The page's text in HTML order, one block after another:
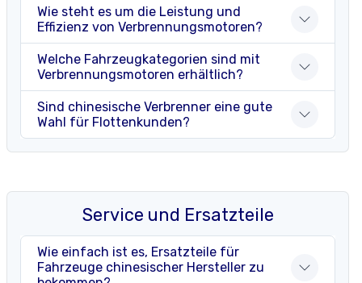
Wie steht es um die Leistung und
Effizienz von Verbrennungsmotoren?
Welche Fahrzeugkategorien sind mit
Verbrennungsmotoren erhältlich?
Sind chinesische Verbrenner eine gute
Wahl für Flottenkunden?
Service und Ersatzteile
Wie einfach ist es, Ersatzteile für
Fahrzeuge chinesischer Hersteller zu